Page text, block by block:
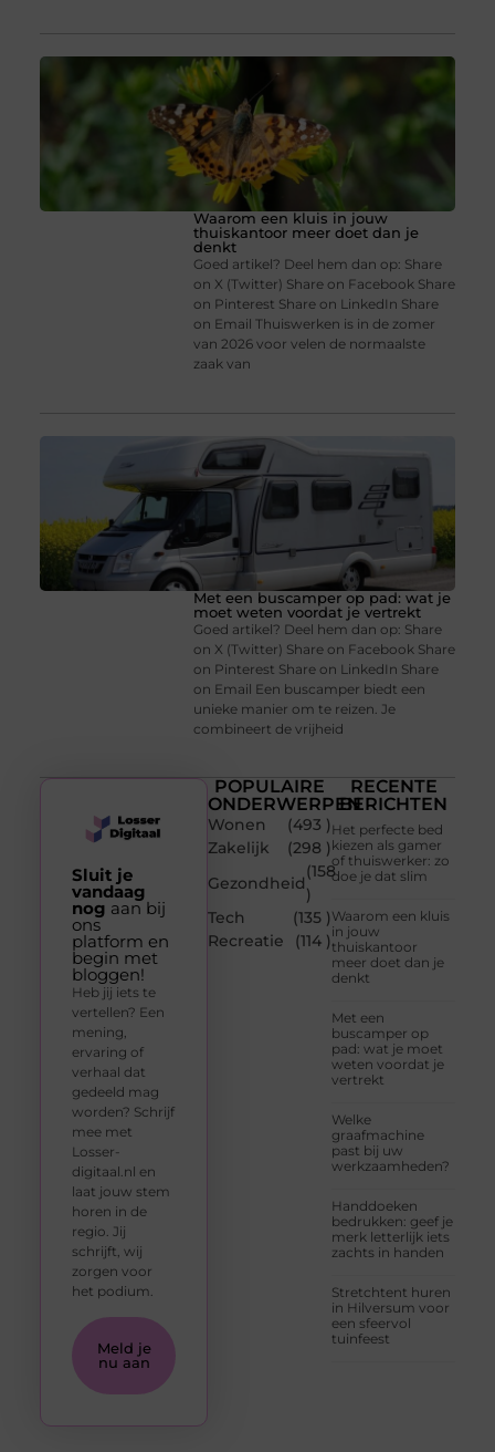
Waarom een kluis in jouw
thuiskantoor meer doet dan je
denkt
Goed artikel? Deel hem dan op: Share
on X (Twitter) Share on Facebook Share
on Pinterest Share on LinkedIn Share
on Email Thuiswerken is in de zomer
van 2026 voor velen de normaalste
zaak van
Met een buscamper op pad: wat je
moet weten voordat je vertrekt
Goed artikel? Deel hem dan op: Share
on X (Twitter) Share on Facebook Share
on Pinterest Share on LinkedIn Share
on Email Een buscamper biedt een
unieke manier om te reizen. Je
combineert de vrijheid
POPULAIRE
ONDERWERPEN
Wonen
(493 )
Zakelijk
(298 )
Gezondheid
(158
)
Tech
(135 )
Recreatie
(114 )
RECENTE
BERICHTEN
Het perfecte bed
kiezen als gamer
of thuiswerker: zo
doe je dat slim
Waarom een kluis
in jouw
thuiskantoor
meer doet dan je
denkt
Met een
buscamper op
pad: wat je moet
weten voordat je
vertrekt
Welke
graafmachine
past bij uw
werkzaamheden?
Handdoeken
bedrukken: geef je
merk letterlijk iets
zachts in handen
Stretchtent huren
in Hilversum voor
een sfeervol
tuinfeest
Sluit je
vandaag
nog aan bij
ons
platform en
begin met
bloggen!
Heb jij iets te
vertellen? Een
mening,
ervaring of
verhaal dat
gedeeld mag
worden? Schrijf
mee met
Losser-
digitaal.nl en
laat jouw stem
horen in de
regio. Jij
schrijft, wij
zorgen voor
het podium.
Meld je
nu aan